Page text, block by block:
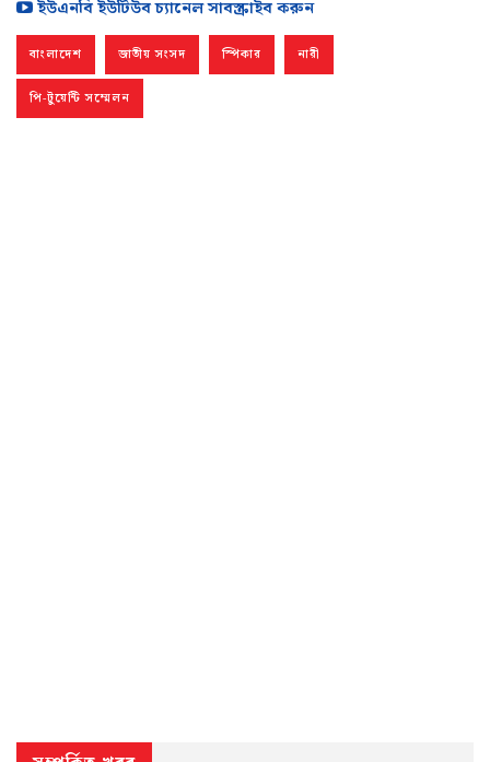
ইউএনবি ইউটিউব চ্যানেল সাবস্ক্রাইব করুন
বাংলাদেশ জাতীয় সংসদ স্পিকার নারী
পি-টুয়েন্টি সম্মেলন